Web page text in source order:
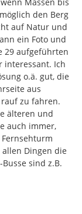
den Berg
auf Natur und
ein Foto und
29 aufgeführten
interessant. Ich
o.ä. gut, die
aus
zu fahren.
älteren und
auch immer,
Dingen die
sind z.B.